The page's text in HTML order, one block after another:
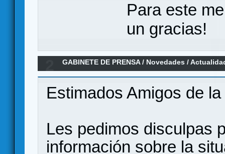
Para este
un gracias!
GABINETE DE PRENSA/ Novedades /
Español por Ediciones MasQueOca
Estimados Amigos de
Les pedimos disculpas
información sobre la